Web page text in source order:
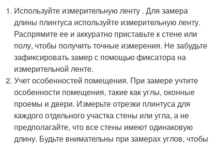
Используйте измерительную ленту . Для замера
длины плинтуса используйте измерительную ленту.
Распрямите ее и аккуратно приставьте к стене или
полу, чтобы получить точные измерения. Не забудьте
зафиксировать замер с помощью фиксатора на
измерительной ленте.
Учет особенностей помещения. При замере учтите
особенности помещения, такие как углы, оконные
проемы и двери. Измерьте отрезки плинтуса для
каждого отдельного участка стены или угла, а не
предполагайте, что все стены имеют одинаковую
длину. Будьте внимательны при замерах углов, чтобы